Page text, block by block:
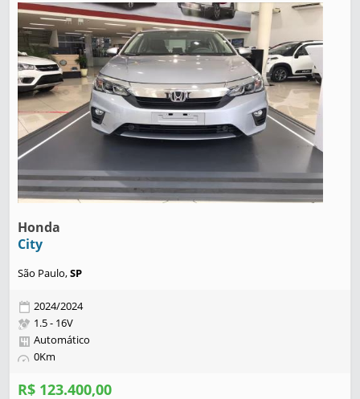
Honda
City
São Paulo,SP
2024/2024
1.5 - 16V
Automático
0Km
R$ 123.400,00